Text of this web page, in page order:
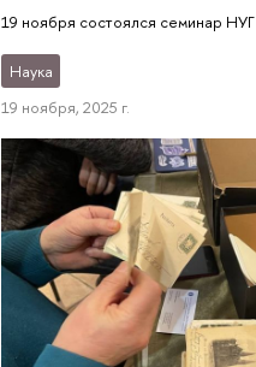
19 ноября состоялся семинар НУГ
Наука
19 ноября, 2025 г.